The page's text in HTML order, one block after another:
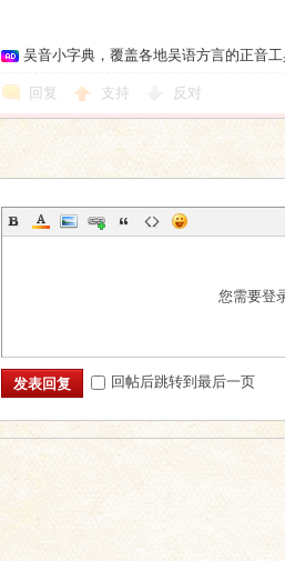
吴音小字典，覆盖各地吴语方言的正音
回复 支持 反对
您需要登
发表回复 回帖后跳转到最后一页